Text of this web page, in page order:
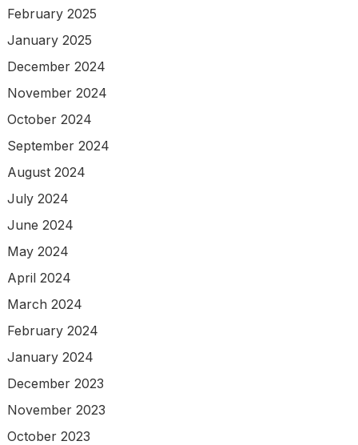
February 2025
January 2025
December 2024
November 2024
October 2024
September 2024
August 2024
July 2024
June 2024
May 2024
April 2024
March 2024
February 2024
January 2024
December 2023
November 2023
October 2023